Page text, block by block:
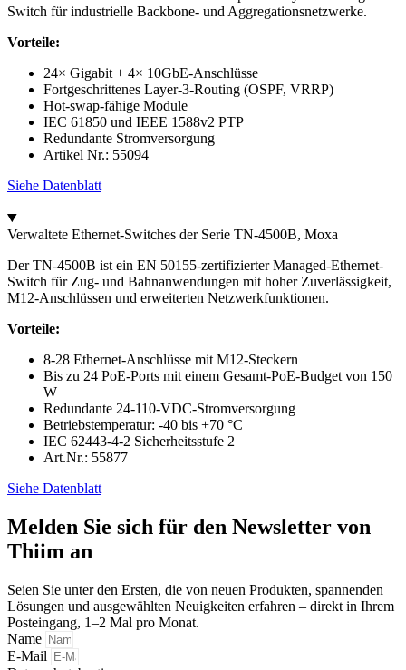
Switch für industrielle Backbone- und Aggregationsnetzwerke.
Vorteile:
24× Gigabit + 4× 10GbE-Anschlüsse
Fortgeschrittenes Layer-3-Routing (OSPF, VRRP)
Hot-swap-fähige Module
IEC 61850 und IEEE 1588v2 PTP
Redundante Stromversorgung
Artikel Nr.: 55094
Siehe Datenblatt
Verwaltete Ethernet-Switches der Serie TN-4500B, Moxa
Der TN-4500B ist ein EN 50155-zertifizierter Managed-Ethernet-
Switch für Zug- und Bahnanwendungen mit hoher Zuverlässigkeit,
M12-Anschlüssen und erweiterten Netzwerkfunktionen.
Vorteile:
8-28 Ethernet-Anschlüsse mit M12-Steckern
Bis zu 24 PoE-Ports mit einem Gesamt-PoE-Budget von 150
W
Redundante 24-110-VDC-Stromversorgung
Betriebstemperatur: -40 bis +70 °C
IEC 62443-4-2 Sicherheitsstufe 2
Art.Nr.: 55877
Siehe Datenblatt
Melden Sie sich für den Newsletter von
Thiim an
Seien Sie unter den Ersten, die von neuen Produkten, spannenden
Lösungen und ausgewählten Neuigkeiten erfahren – direkt in Ihrem
Posteingang, 1–2 Mal pro Monat.
Name
E-Mail